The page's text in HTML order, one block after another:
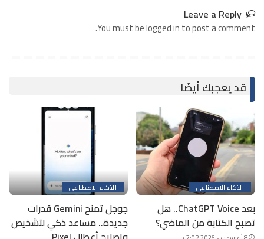
Leave a Reply
You must be logged in to post a comment.
قد يعجبك أيضًا
الذكاء الاصطناعي
بعد ChatGPT Voice.. هل
تصبح الكتابة من الماضي؟
الذكاء الاصطناعي
جوجل تمنح Gemini قدرات
جديدة.. مساعد ذكي لتشخيص